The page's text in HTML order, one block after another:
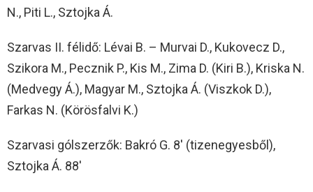
N., Piti L., Sztojka Á.
Szarvas II. félidő: Lévai B. – Murvai D., Kukovecz D.,
Szikora M., Pecznik P., Kis M., Zima D. (Kiri B.), Kriska N.
(Medvegy Á.), Magyar M., Sztojka Á. (Viszkok D.),
Farkas N. (Körösfalvi K.)
Szarvasi gólszerzők: Bakró G. 8′ (tizenegyesből),
Sztojka Á. 88′